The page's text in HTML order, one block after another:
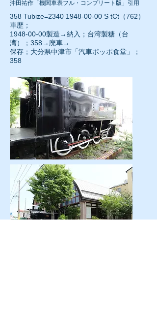
沖田祐作「機関車表フル・コンプリート版」引用
358 Tubize=2340 1948-00-00 S tCt（762）
車歴；
1948-00-00製造→納入；台湾製糖（台
湾）；358→廃車→
保存；大分県中津市「汽車ポッポ食堂」；
358